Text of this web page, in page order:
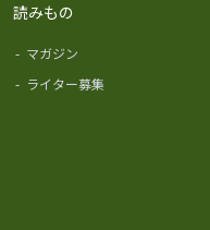
読みもの
- マガジン
- ライター募集